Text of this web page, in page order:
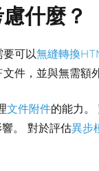
什麼？
可以無縫轉換
文件，並與無需額
文件附件的能力。
響。 對於評估異步